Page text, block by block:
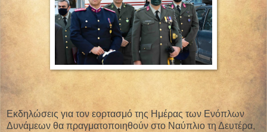
Εκδηλώσεις για τον εορτασμό της Ημέρας των Ενόπλων
Δυνάμεων θα πραγματοποιηθούν στο Ναύπλιο τη Δευτέρα,